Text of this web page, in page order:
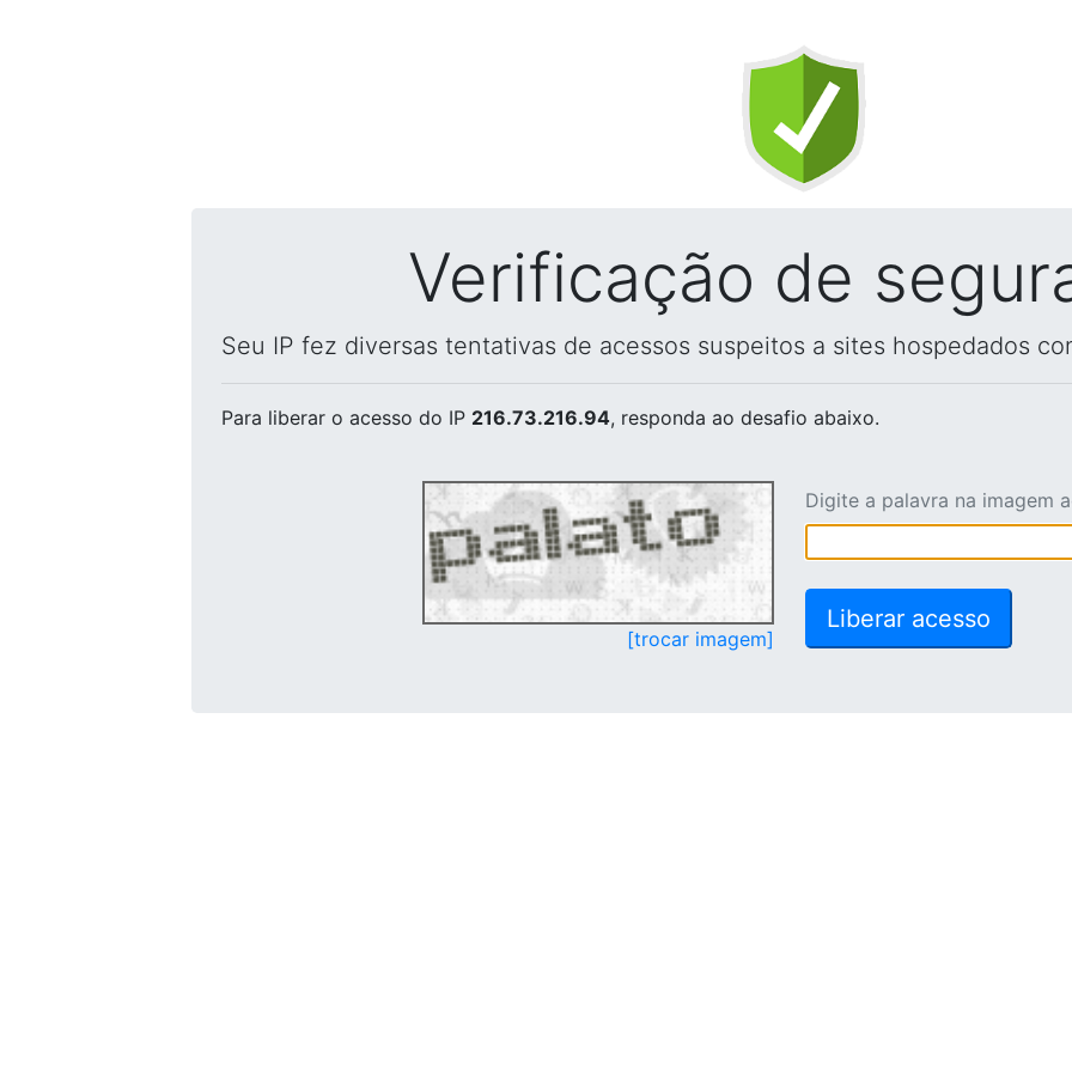
Verificação de
Seu IP fez diversas tentativas de acessos suspeitos a sites hospedados
Para liberar o acesso do IP 216.73.216.94, responda ao desafio abaixo.
[trocar imagem]
Digite a palavra na imagem